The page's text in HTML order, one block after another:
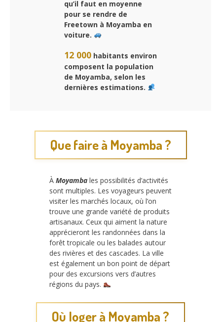
qu’il faut en moyenne
pour se rendre de
Freetown à Moyamba en
voiture.
12 000 habitants environ
composent la population
de Moyamba, selon les
dernières estimations.
Que faire à Moyamba ?
À Moyamba les possibilités d’activités
sont multiples. Les voyageurs peuvent
visiter les marchés locaux, où l’on
trouve une grande variété de produits
artisanaux. Ceux qui aiment la nature
apprécieront les randonnées dans la
forêt tropicale ou les balades autour
des rivières et des cascades. La ville
est également un bon point de départ
pour des excursions vers d’autres
régions du pays.
Où loger à Moyamba ?